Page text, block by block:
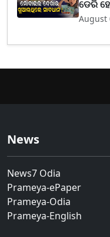
ଡେରି
August
News
News7 Odia
Prameya-ePaper
Prameya-Odia
Prameya-English